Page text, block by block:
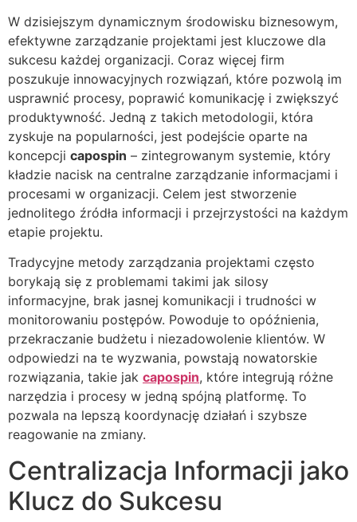
W dzisiejszym dynamicznym środowisku biznesowym,
efektywne zarządzanie projektami jest kluczowe dla
sukcesu każdej organizacji. Coraz więcej firm
poszukuje innowacyjnych rozwiązań, które pozwolą im
usprawnić procesy, poprawić komunikację i zwiększyć
produktywność. Jedną z takich metodologii, która
zyskuje na popularności, jest podejście oparte na
koncepcji capospin – zintegrowanym systemie, który
kładzie nacisk na centralne zarządzanie informacjami i
procesami w organizacji. Celem jest stworzenie
jednolitego źródła informacji i przejrzystości na każdym
etapie projektu.
Tradycyjne metody zarządzania projektami często
borykają się z problemami takimi jak silosy
informacyjne, brak jasnej komunikacji i trudności w
monitorowaniu postępów. Powoduje to opóźnienia,
przekraczanie budżetu i niezadowolenie klientów. W
odpowiedzi na te wyzwania, powstają nowatorskie
rozwiązania, takie jak capospin, które integrują różne
narzędzia i procesy w jedną spójną platformę. To
pozwala na lepszą koordynację działań i szybsze
reagowanie na zmiany.
Centralizacja Informacji jako
Klucz do Sukcesu